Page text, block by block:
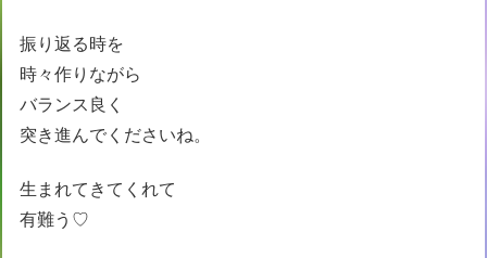
振り返る時を
時々作りながら
バランス良く
突き進んでくださいね。
生まれてきてくれて
有難う♡